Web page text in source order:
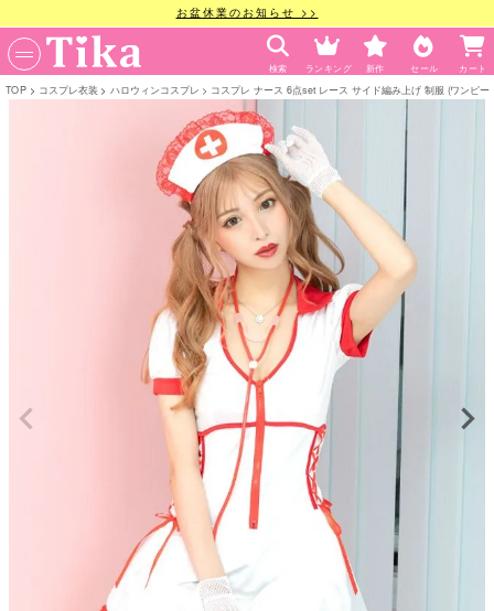
お盆休業のお知らせ >>
検索 ランキング 新作 セール カート
TOP コスプレ衣装 ハロウィンコスプレ コスプレ ナース 6点set レース サイド編み上げ 制服 (ワンピ